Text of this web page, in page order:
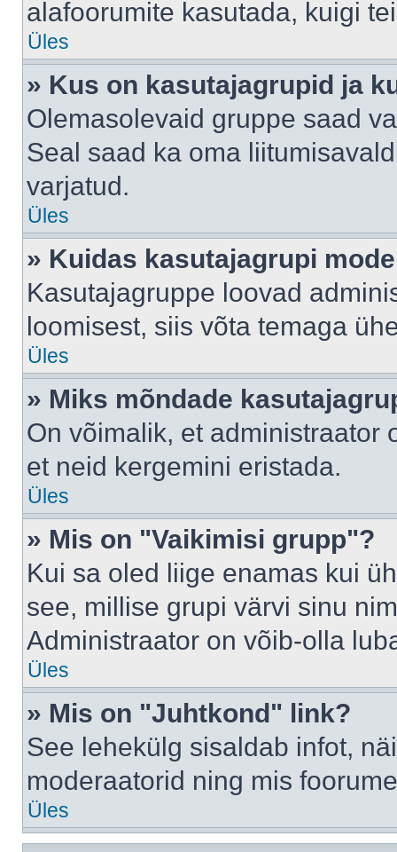
alafoorumite kasutada, kuigi
Üles
» Kus on kasutajagrupid ja
Olemasolevaid gruppe saad
Seal saad ka oma
varjatud.
Üles
» Kuidas kasutajagrupi
Kasutajagruppe loovad
loomisest, siis võta temaga
Üles
» Miks mõndade
On võimalik, et administraator
et neid kergemini eristada.
Üles
» Mis on "Vaikimisi grupp"?
Kui sa oled liige enamas kui
see, millise grupi värvi sinu
Administraator on võib-olla
Üles
» Mis on "Juhtkond" link?
See lehekülg sisaldab infot,
moderaatorid ning mis
Üles